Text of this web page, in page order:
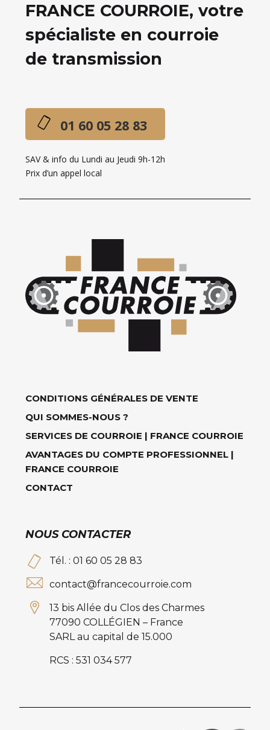
FRANCE COURROIE, votre
spécialiste en courroie
de transmission
01 60 05 28 83
SAV & info du Lundi au Jeudi 9h-12h
Prix d’un appel local
CONDITIONS GÉNÉRALES DE VENTE
QUI SOMMES-NOUS ?
SERVICES DE COURROIE | FRANCE COURROIE
AVANTAGES DU COMPTE PROFESSIONNEL |
FRANCE COURROIE
CONTACT
NOUS CONTACTER
Tél. : 01 60 05 28 83
contact@francecourroie.com
13 bis Allée du Clos des Charmes
77090 COLLÉGIEN – France
SARL au capital de 15.000
RCS : 531 034 577